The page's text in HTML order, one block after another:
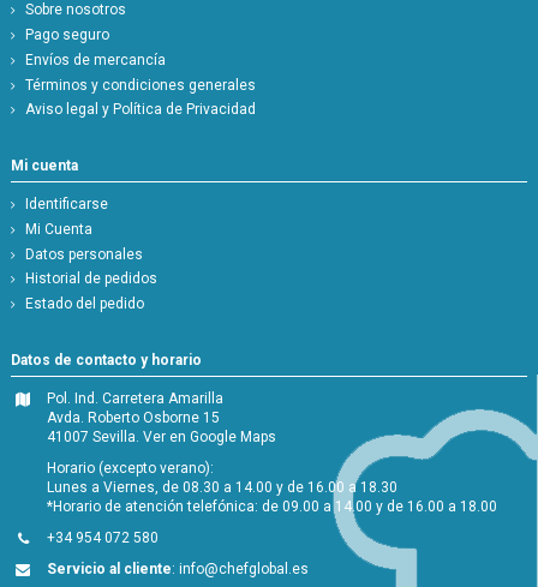
Sobre nosotros
Pago seguro
Envíos de mercancía
Términos y condiciones generales
Aviso legal y Política de Privacidad
Mi cuenta
Identificarse
Mi Cuenta
Datos personales
Historial de pedidos
Estado del pedido
Datos de contacto y horario
Pol. Ind. Carretera Amarilla
Avda. Roberto Osborne 15
41007 Sevilla.Ver en Google Maps
Horario (excepto verano):
Lunes a Viernes, de 08.30 a 14.00 y de 16.00 a 18.30
*Horario de atención telefónica: de 09.00 a 14.00 y de 16.00 a 18.00
+34 954 072 580
Servicio al cliente:info@chefglobal.es